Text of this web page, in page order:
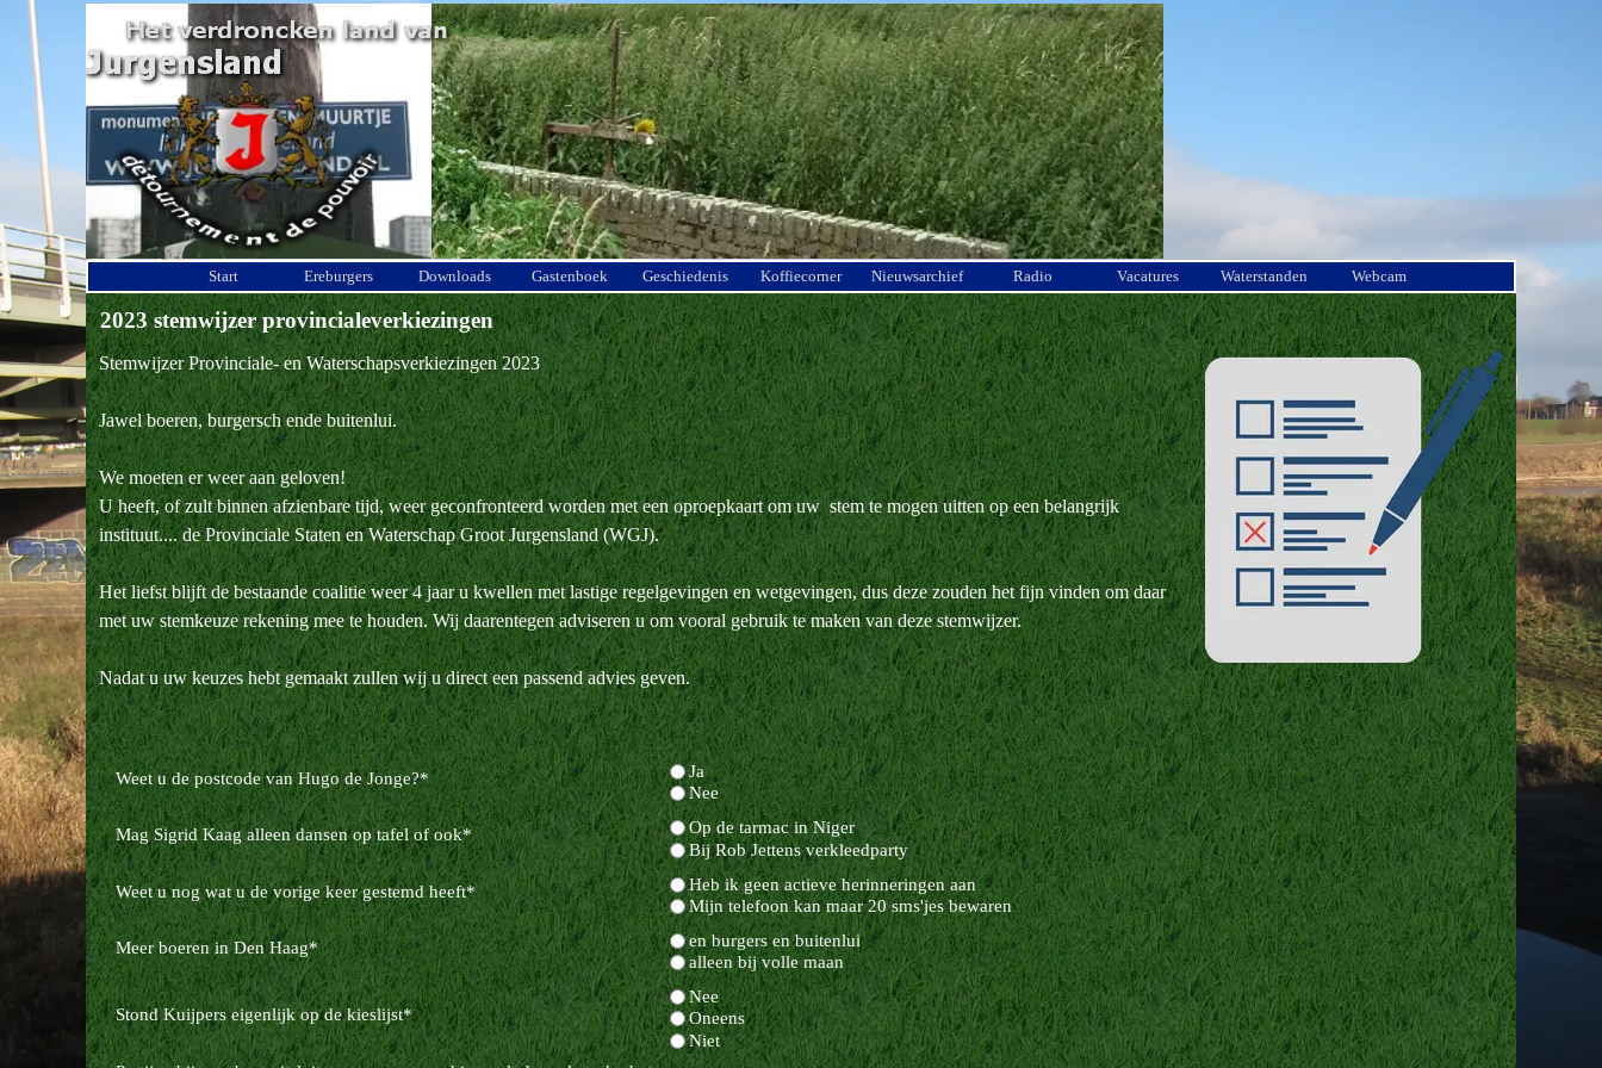
Ga naar de inhoud
Menu overslaan
Start Ereburgers Downloads Gastenboek Geschiedenis Koffiecorner Nieuwsarchief Radio Vacatures Waterstanden Webcam
2023 stemwijzer provincialeverkiezingen
Stemwijzer Provinciale- en Waterschapsverkiezingen 2023
Jawel boeren, burgersch ende buitenlui.
We moeten er weer aan geloven!
U heeft, of zult binnen afzienbare tijd, weer geconfronteerd worden met een oproepkaart om uw stem te mogen uitten op een belangrijk
instituut.... de Provinciale Staten en Waterschap Groot Jurgensland (WGJ).
Het liefst blijft de bestaande coalitie weer 4 jaar u kwellen met lastige regelgevingen en wetgevingen, dus deze zouden het fijn vinden om daar
met uw stemkeuze rekening mee te houden. Wij daarentegen adviseren u om vooral gebruik te maken van deze stemwijzer.
Nadat u uw keuzes hebt gemaakt zullen wij u direct een passend advies geven.
Weet u de postcode van Hugo de Jonge?*
Ja
Nee
Mag Sigrid Kaag alleen dansen op tafel of ook*
Op de tarmac in Niger
Bij Rob Jettens verkleedparty
Weet u nog wat u de vorige keer gestemd heeft*
Heb ik geen actieve herinneringen aan
Mijn telefoon kan maar 20 sms'jes bewaren
Meer boeren in Den Haag*
en burgers en buitenlui
alleen bij volle maan
Stond Kuijpers eigenlijk op de kieslijst*
Nee
Oneens
Niet